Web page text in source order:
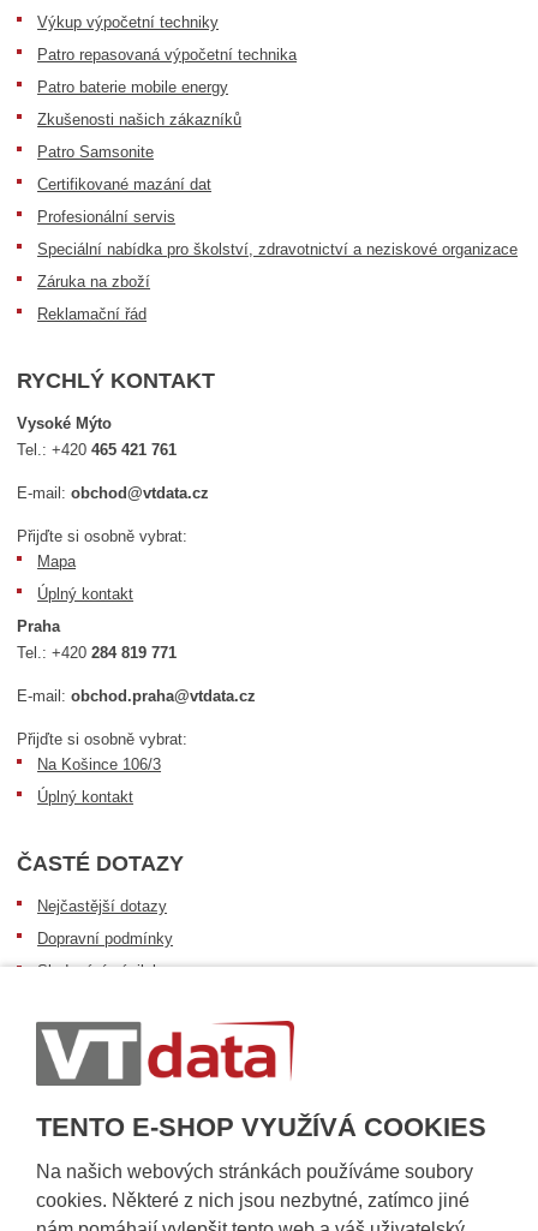
TENTO E-SHOP VYUŽÍVÁ COOKIES
Na našich webových stránkách používáme soubory
cookies. Některé z nich jsou nezbytné, zatímco jiné
Výkup výpočetní techniky
Patro repasovaná výpočetní technika
Patro baterie mobile energy
Zkušenosti našich zákazníků
Patro Samsonite
Certifikované mazání dat
Profesionální servis
Speciální nabídka pro školství, zdravotnictví a neziskové organizace
Záruka na zboží
Reklamační řád
RYCHLÝ KONTAKT
Vysoké Mýto
Tel.:+420465 421 761
E-mail:obchod@vtdata.cz
Přijďte si osobně vybrat:
Mapa
Úplný kontakt
Praha
Tel.:+420284 819 771
E-mail:obchod.praha@vtdata.cz
Přijďte si osobně vybrat:
Na Košince 106/3
Úplný kontakt
ČASTÉ DOTAZY
Nejčastější dotazy
Dopravní podmínky
Sledování zásilek
Informace k dostupnosti zboží
Obecné informace